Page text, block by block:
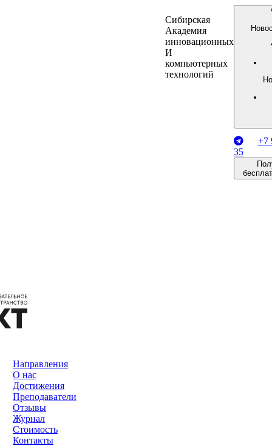
Сибирская
Академия
инновационных
И
компьютерных
технологий
+7
35
Направления
О нас
Достижения
Преподаватели
Отзывы
Журнал
Стоимость
Контакты